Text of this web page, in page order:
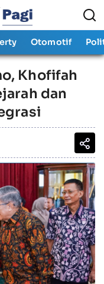
Otomotif
Khofifah
dan